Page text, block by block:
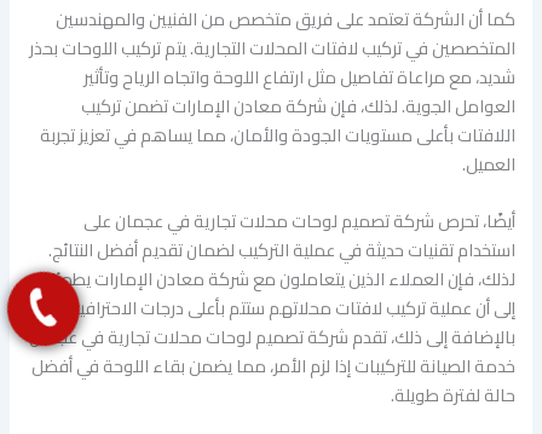
كما أن الشركة تعتمد على فريق متخصص من الفنيين والمهندسين
المتخصصين في تركيب لافتات المحلات التجارية. يتم تركيب اللوحات بحذر
شديد، مع مراعاة تفاصيل مثل ارتفاع اللوحة واتجاه الرياح وتأثير
العوامل الجوية. لذلك، فإن شركة معادن الإمارات تضمن تركيب
اللافتات بأعلى مستويات الجودة والأمان، مما يساهم في تعزيز تجربة
العميل.
أيضًا، تحرص شركة تصميم لوحات محلات تجارية في عجمان على
استخدام تقنيات حديثة في عملية التركيب لضمان تقديم أفضل النتائج.
لذلك، فإن العملاء الذين يتعاملون مع شركة معادن الإمارات يطمئنون
إلى أن عملية تركيب لافتات محلاتهم ستتم بأعلى درجات الاحترافية.
بالإضافة إلى ذلك، تقدم شركة تصميم لوحات محلات تجارية في عجمان
خدمة الصيانة للتركيبات إذا لزم الأمر، مما يضمن بقاء اللوحة في أفضل
حالة لفترة طويلة.